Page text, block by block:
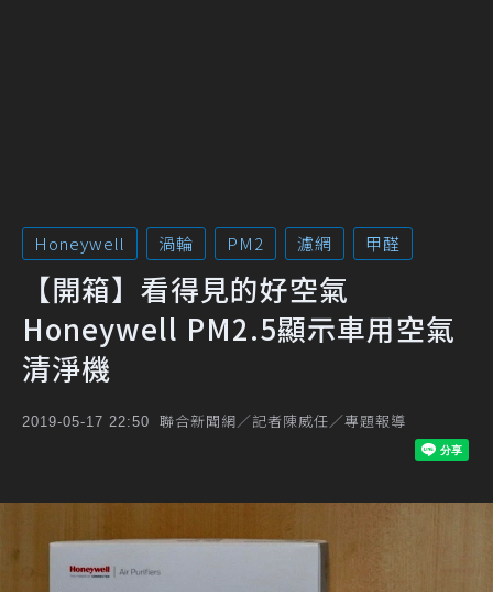
Honeywell 渦輪 PM2 濾網 甲醛
【開箱】看得見的好空氣
Honeywell PM2.5顯示車用空氣
清淨機
2019-05-17 22:50 聯合新聞網／記者陳威任／專題報導